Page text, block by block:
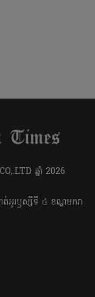
ឆ្នាំ​ 2026
អូរឫស្សីទី ៤ ខណ្ឌមករា